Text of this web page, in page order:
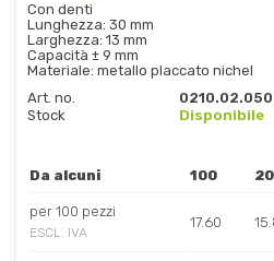
Con denti
Lunghezza: 30 mm
Larghezza: 13 mm
Capacità ± 9 mm
Materiale: metallo placcato nichel
Art. no.
Stock
Disponibile
Da alcuni 100
per 100 pezzi
ESCL. IVA
17.60